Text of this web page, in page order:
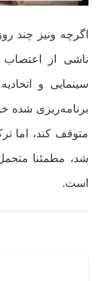
اگرچه ونیز چند
سینمایی و
متوقف کند، اما
شد، مطمئنا
است.